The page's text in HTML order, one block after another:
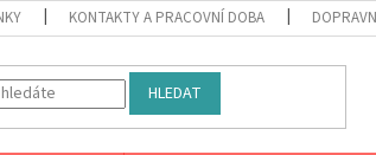
KONTAKTY A PRACOVNÍ DOBA
HLEDAT